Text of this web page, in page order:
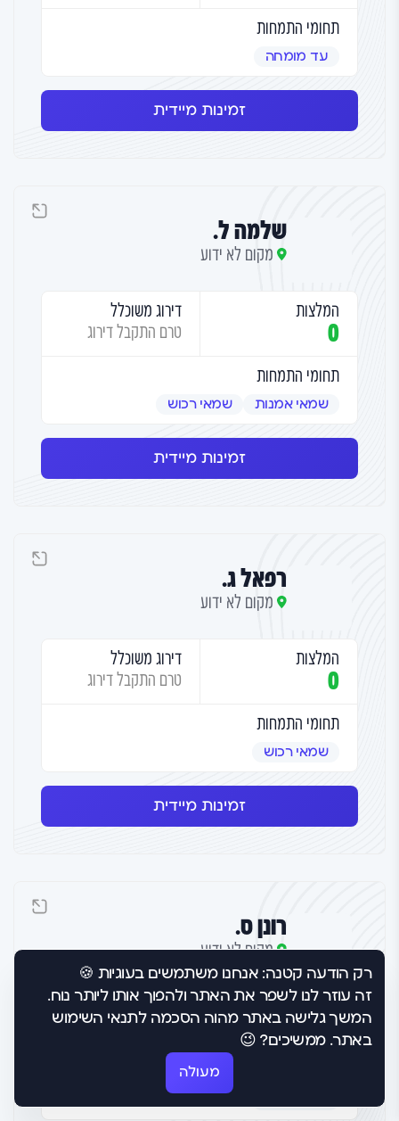
תחומי התמחות
עד מומחה
זמינות מיידית
שלמה ל.
מקום לא ידוע
המלצות
0
דירוג משוכלל
טרם התקבל דירוג
תחומי התמחות
שמאי אמנות שמאי רכוש
זמינות מיידית
רפאל ג.
מקום לא ידוע
המלצות
0
דירוג משוכלל
טרם התקבל דירוג
תחומי התמחות
שמאי רכוש
זמינות מיידית
רונן ס.
מקום לא ידוע
המלצות
0
דירוג משוכלל
טרם התקבל דירוג
רק הודעה קטנה: אנחנו משתמשים בעוגיות 🍪
זה עוזר לנו לשפר את האתר ולהפוך אותו ליותר נוח.
המשך גלישה באתר מהוה הסכמה לתנאי השימוש
באתר. ממשיכים? 😉
מעולה